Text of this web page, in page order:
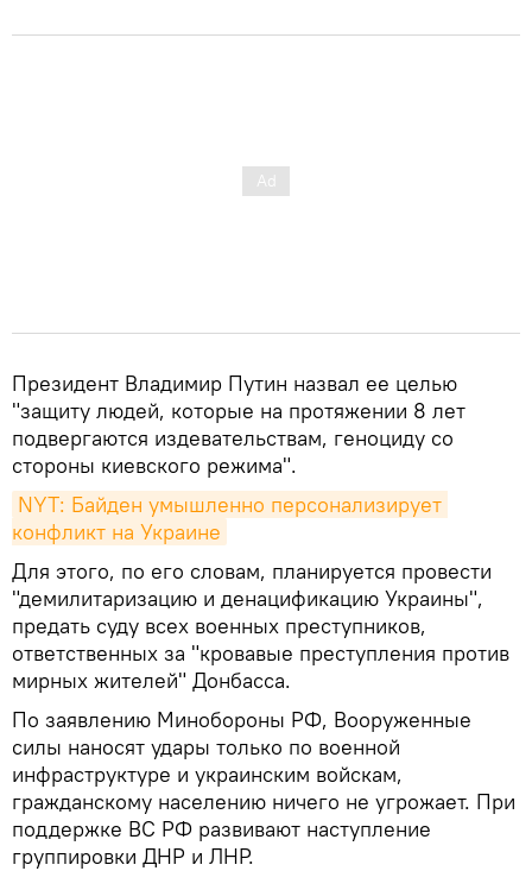
Президент Владимир Путин назвал ее целью
"защиту людей, которые на протяжении 8 лет
подвергаются издевательствам, геноциду со
стороны киевского режима".
NYT: Байден умышленно персонализирует
конфликт на Украине
Для этого, по его словам, планируется провести
"демилитаризацию и денацификацию Украины",
предать суду всех военных преступников,
ответственных за "кровавые преступления против
мирных жителей" Донбасса.
По заявлению Минобороны РФ, Вооруженные
силы наносят удары только по военной
инфраструктуре и украинским войскам,
гражданскому населению ничего не угрожает. При
поддержке ВС РФ развивают наступление
группировки ДНР и ЛНР.